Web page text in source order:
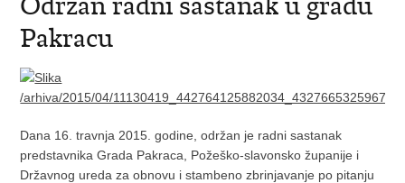
Pakracu
Dana 16. travnja 2015. godine, održan je radni sastanak
predstavnika Grada Pakraca, Požeško-slavonsko županije i
Državnog ureda za obnovu i stambeno zbrinjavanje po pitanju